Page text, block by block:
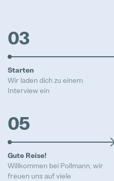
03
Starten
Wir laden dich zu einem
Interview ein
05
Gute Reise!
Willkommen bei Pollmann, wir
freuen uns auf viele